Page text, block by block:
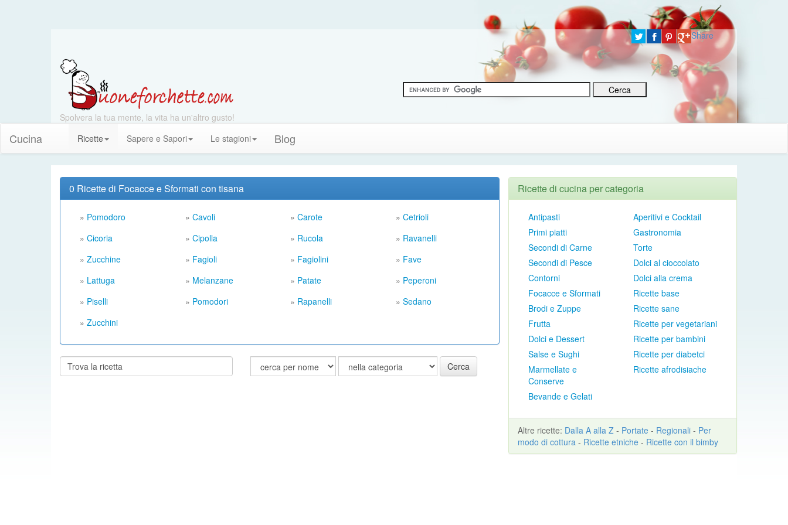
Share
Spolvera la tua mente, la vita ha un'altro gusto!
Cucina Ricette Sapere e Sapori Le stagioni Blog
0 Ricette di Focacce e Sformati con tisana
» Pomodoro » Cavoli » Carote » Cetrioli
» Cicoria » Cipolla » Rucola » Ravanelli
» Zucchine » Fagioli » Fagiolini » Fave
» Lattuga » Melanzane » Patate » Peperoni
» Piselli » Pomodori » Rapanelli » Sedano
» Zucchini
Cerca Cerca
Ricette di cucina per categoria
Antipasti
Primi piatti
Secondi di Carne
Secondi di Pesce
Contorni
Focacce e Sformati
Brodi e Zuppe
Frutta
Dolci e Dessert
Salse e Sughi
Marmellate e
Conserve
Bevande e Gelati
Aperitivi e Cocktail
Gastronomia
Torte
Dolci al cioccolato
Dolci alla crema
Ricette base
Ricette sane
Ricette per vegetariani
Ricette per bambini
Ricette per diabetci
Ricette afrodisiache
Altre ricette: Dalla A alla Z - Portate - Regionali - Per
modo di cottura - Ricette etniche - Ricette con il bimby